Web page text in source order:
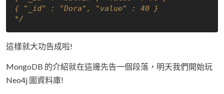
{ "_id" : "Dora", "value" : 40 }
*/
這樣就大功告成啦!
MongoDB 的介紹就在這邊先告一個段落，明天我們開始玩
Neo4j 圖資料庫!